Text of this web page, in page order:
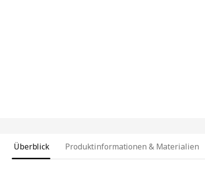
Überblick Produktinformationen & Materialien